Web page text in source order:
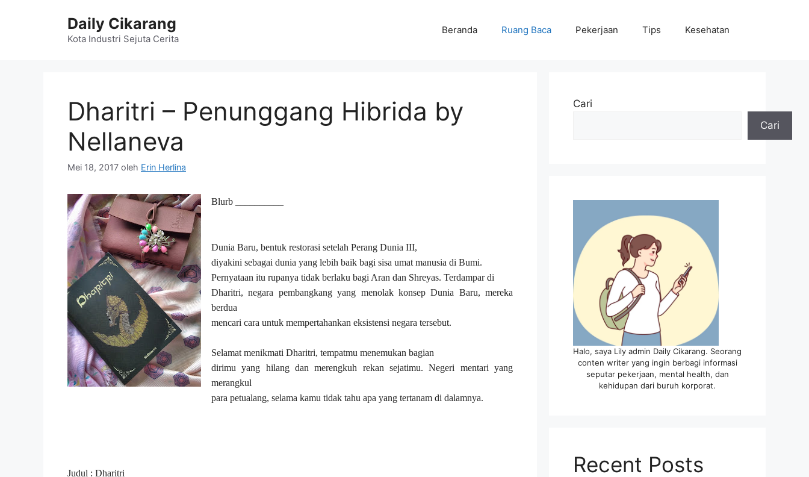
Daily Cikarang
Kota Industri Sejuta Cerita
Beranda Ruang Baca Pekerjaan Tips Kesehatan
Dharitri – Penunggang Hibrida by
Nellaneva
Mei 18, 2017 oleh Erin Herlina
Blurb __________
Dunia Baru, bentuk restorasi setelah Perang Dunia III,
diyakini sebagai dunia yang lebih baik bagi sisa umat manusia di Bumi.
Pernyataan itu rupanya tidak berlaku bagi Aran dan Shreyas. Terdampar di
Dharitri, negara pembangkang yang menolak konsep Dunia Baru, mereka
berdua
mencari cara untuk mempertahankan eksistensi negara tersebut.
Selamat menikmati Dharitri, tempatmu menemukan bagian
dirimu yang hilang dan merengkuh rekan sejatimu. Negeri mentari yang
merangkul
para petualang, selama kamu tidak tahu apa yang tertanam di dalamnya.
Judul : Dharitri
Cari
Cari
Halo, saya Lily admin Daily Cikarang. Seorang
conten writer yang ingin berbagi informasi
seputar pekerjaan, mental health, dan
kehidupan dari buruh korporat.
Recent Posts